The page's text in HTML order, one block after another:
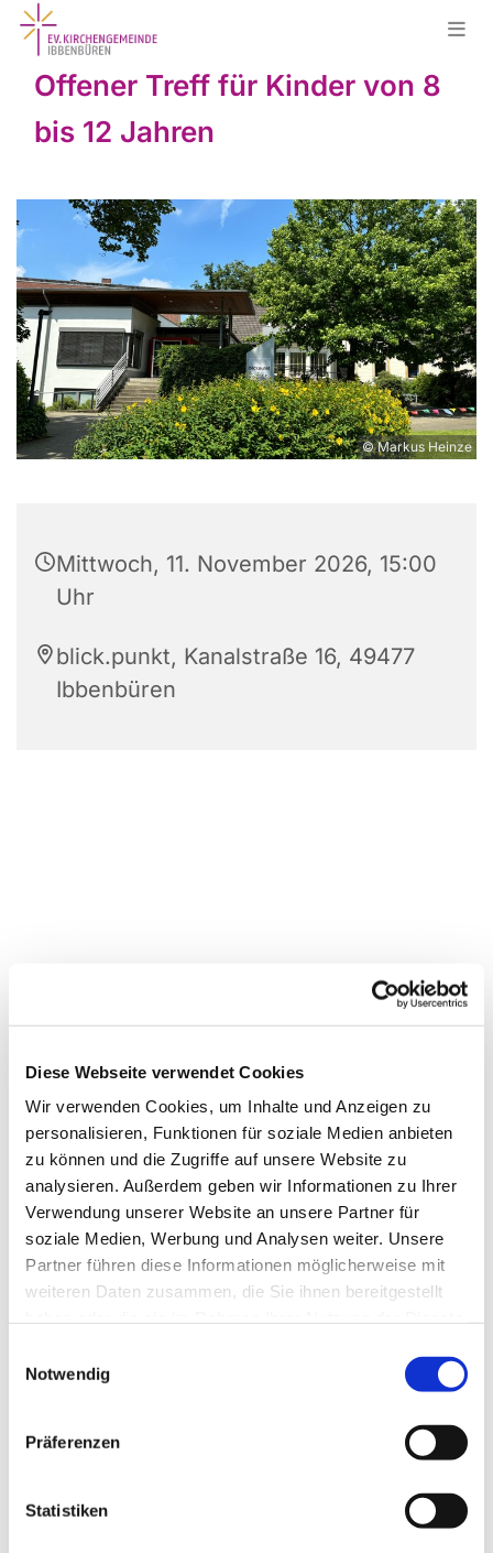
Diese Webseite verwendet Cookies
Wir verwenden Cookies, um Inhalte und Anzeigen zu
personalisieren, Funktionen für soziale Medien anbieten
zu können und die Zugriffe auf unsere Website zu
analysieren. Außerdem geben wir Informationen zu Ihrer
Verwendung unserer Website an unsere Partner für
soziale Medien, Werbung und Analysen weiter. Unsere
Partner führen diese Informationen möglicherweise mit
weiteren Daten zusammen, die Sie ihnen bereitgestellt
Notwendig
Präferenzen
Statistiken
Offener Treff für Kinder von 8
bis 12 Jahren
© Markus Heinze
Mittwoch, 11. November 2026, 15:00
Uhr
blick.punkt, Kanalstraße 16, 49477
Ibbenbüren
Dies könnte Sie auch
interessieren